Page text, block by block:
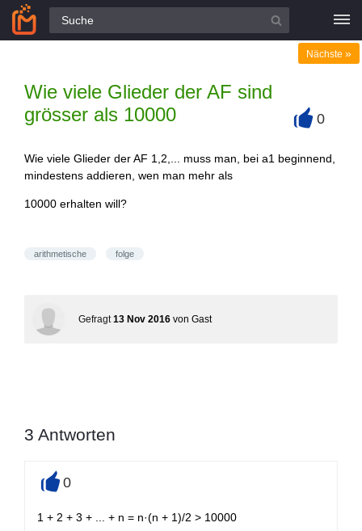
Alle Fragen
Wie viele Glieder der AF sind
grösser als 10000
Nächste »
0
Wie viele Glieder der AF 1,2,... muss man, bei a1 beginnend,
mindestens addieren, wen man mehr als
10000 erhalten will?
arithmetische folge
Gefragt 13 Nov 2016 von Gast
3 Antworten
0
1 + 2 + 3 + ... + n = n·(n + 1)/2 > 10000